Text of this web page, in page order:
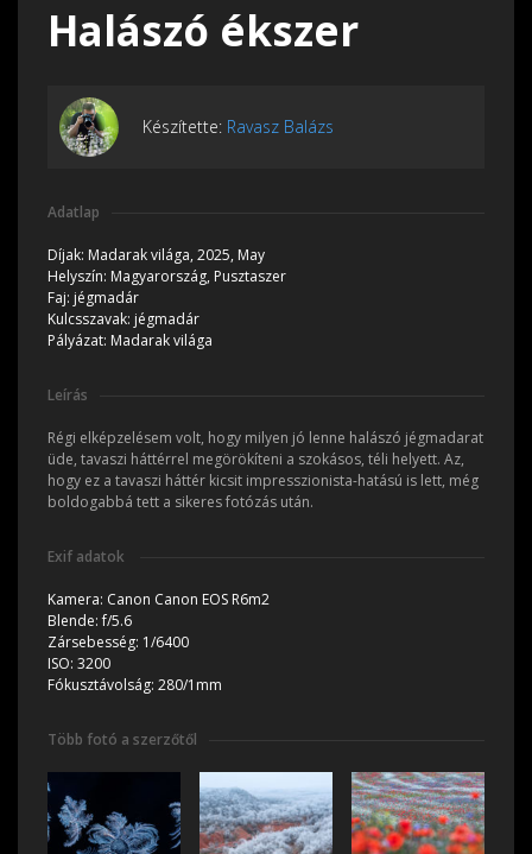
Halászó ékszer
Készítette: Ravasz Balázs
Adatlap
Díjak: Madarak világa, 2025, May
Helyszín: Magyarország, Pusztaszer
Faj: jégmadár
Kulcsszavak: jégmadár
Pályázat: Madarak világa
Leírás
Régi elképzelésem volt, hogy milyen jó lenne halászó jégmadarat
üde, tavaszi háttérrel megörökíteni a szokásos, téli helyett. Az,
hogy ez a tavaszi háttér kicsit impresszionista-hatású is lett, még
boldogabbá tett a sikeres fotózás után.
Exif adatok
Kamera: Canon Canon EOS R6m2
Blende:f/5.6
Zársebesség: 1/6400
ISO: 3200
Fókusztávolság: 280/1mm
Több fotó a szerzőtől